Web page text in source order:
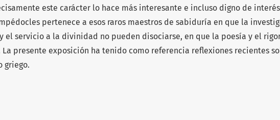
este carácter lo hace más interesante e incluso digno de interés
pertenece a esos raros maestros de sabiduría en que la
el servicio a la divinidad no pueden disociarse, en que la poesía y el
La presente exposición ha tenido como referencia reflexiones recientes
griego.